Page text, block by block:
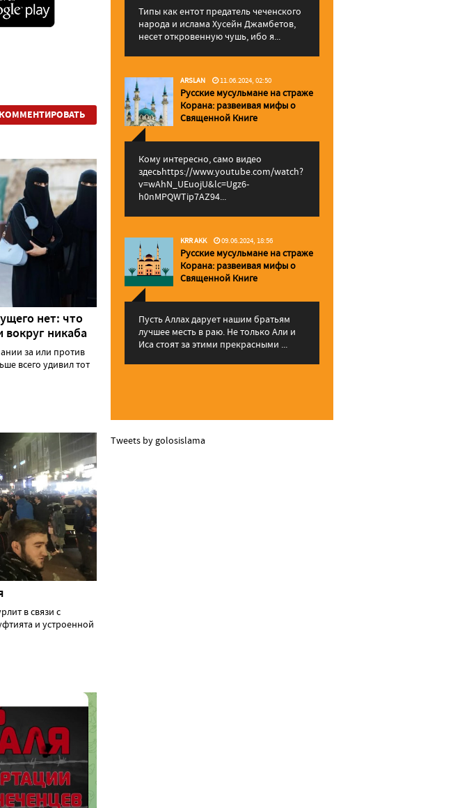
КОММЕНТИРОВАТЬ
нет: что
вокруг никаба
за или против
всего удивил тот
в связи с
и устроенной
Типы как ентот предатель чеченского
народа и ислама Хусейн Джамбетов,
несет откровенную чушь, ибо я...
ARSLAN 11.06.2024, 02:50
Русские мусульмане на страже
Корана: pазвеивая мифы о
Священной Книге
Кому интересно, само видео
здесьhttps://www.youtube.com/watch?
v=wAhN_UEuojU&lc=Ugz6-
h0nMPQWTip7AZ94...
KRR AKK 09.06.2024, 18:56
Русские мусульмане на страже
Корана: pазвеивая мифы о
Священной Книге
Пусть Аллах дарует нашим братьям
лучшее месть в раю. Не только Али и
Иса стоят за этими прекрасными ...
Tweets by golosislama